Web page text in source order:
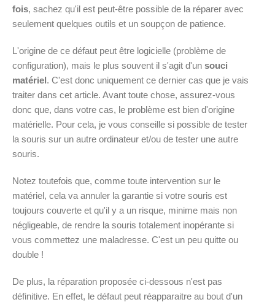
fois, sachez qu'il est peut-être possible de la réparer avec
seulement quelques outils et un soupçon de patience.
L'origine de ce défaut peut être logicielle (problème de
configuration), mais le plus souvent il s'agit d'un souci
matériel. C'est donc uniquement ce dernier cas que je vais
traiter dans cet article. Avant toute chose, assurez-vous
donc que, dans votre cas, le problème est bien d'origine
matérielle. Pour cela, je vous conseille si possible de tester
la souris sur un autre ordinateur et/ou de tester une autre
souris.
Notez toutefois que, comme toute intervention sur le
matériel, cela va annuler la garantie si votre souris est
toujours couverte et qu'il y a un risque, minime mais non
négligeable, de rendre la souris totalement inopérante si
vous commettez une maladresse. C'est un peu quitte ou
double !
De plus, la réparation proposée ci-dessous n'est pas
définitive. En effet, le défaut peut réapparaitre au bout d'un